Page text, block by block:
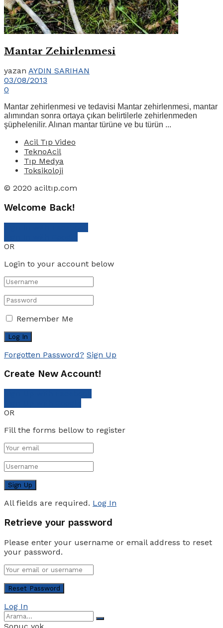
Mantar Zehirlenmesi
yazan AYDIN SARIHAN
03/08/2013
0
Mantar zehirlenmesi ve tedavisi Mantar zehirlenmesi, mantar
alımından sonra ortaya çıkan belirtilerle zehirlenmeden
şüphelenilir. Alınan mantar türüne ve bu türün ...
Acil Tıp Video
TeknoAcil
Tıp Medya
Toksikoloji
© 2020 aciltıp.com
Welcome Back!
OR
Login to your account below
Remember Me
Forgotten Password? Sign Up
Create New Account!
OR
Fill the forms bellow to register
All fields are required. Log In
Retrieve your password
Please enter your username or email address to reset
your password.
Log In
Sonuç yok